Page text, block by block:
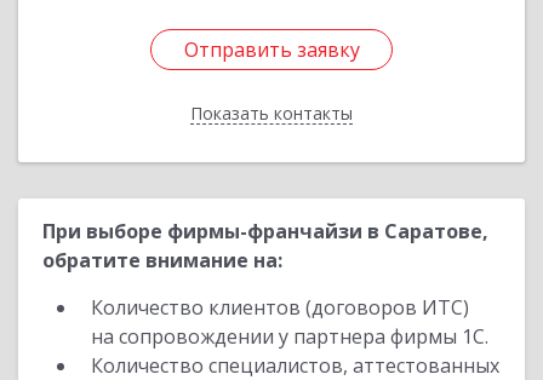
Отправить заявку
Показать контакты
Отправить заявку
Назад
При выборе фирмы-франчайзи в Саратове,
обратите внимание на:
Количество клиентов (договоров ИТС)
на сопровождении у партнера фирмы 1С.
Количество специалистов, аттестованных